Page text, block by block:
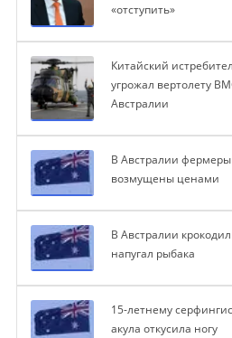
«отступить»
Китайский
угрожал вертолету
Австралии
В Австралии фермеры
возмущены ценами
В Австралии крокодил
напугал рыбака
15-летнему
акула откусила ногу